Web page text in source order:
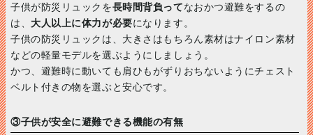
子供が防災リュックを長時間背負ってなおかつ避難をするの
は、 大人以上に体力が必要になります。
子供の防災リュックは、大きさはもちろん素材はナイロン素材
などの軽量モデルを選ぶようにしましょう。
かつ、避難時に動いても肩ひもがずりおちないようにチェスト
ベルト付きの物を選ぶと安心です。
③子供が安全に避難できる機能の有無